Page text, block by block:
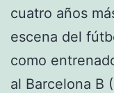
cuatro años
escena del
como
al Barcelona B